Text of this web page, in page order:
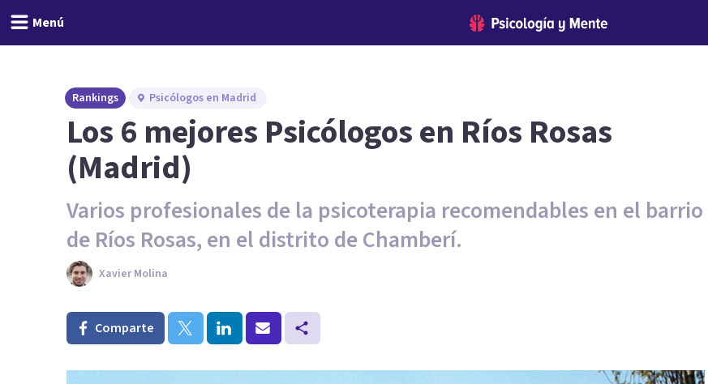
Menú
Rankings Psicólogos en Madrid
Los 6 mejores Psicólogos en Ríos Rosas
(Madrid)
Varios profesionales de la psicoterapia recomendables en el barrio
de Ríos Rosas, en el distrito de Chamberí.
Xavier Molina
Comparte